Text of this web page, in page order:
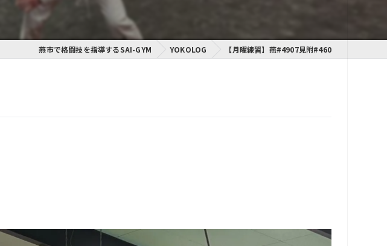
学習クラス
通信制高校学習センター
燕市で格闘技を指導するSAI-GYM YOKOLOG 【月曜練習】燕#4907見附#460